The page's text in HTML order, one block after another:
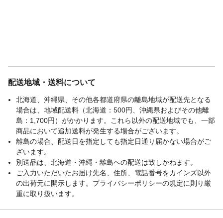
配送地域・送料について
北海道、沖縄県、その他各都道府県の離島地域が配送先となる
場合は、地域配送料（北海道：500円、沖縄県およびその他離
島：1,700円）がかかります。これら以外の配送地域でも、一部
商品において追加送料が発生する場合がございます。
離島の場合、配送日を指定しても指定日通り届かない場合がご
ざいます。
別送品は、北海道・沖縄・離島への配送は致しかねます。
ご入力いただいたお届け先名、住所、電話番号をカインズ以外
の出荷元に開示します。プライバシーポリシーの規定に則り厳
重に取り扱います。